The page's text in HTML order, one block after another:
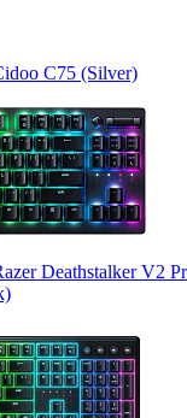
C75 (Silver)
Deathstalker V2